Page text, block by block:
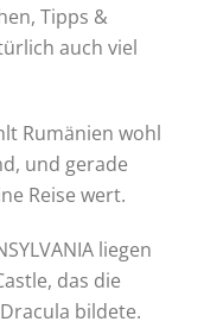
Tipps &
auch viel
Rumänien wohl
und gerade
Reise wert.
liegen
das die
bildete.